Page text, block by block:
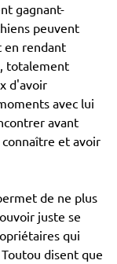
gagnant-
peuvent
en rendant
totalement
d'avoir
avec lui
avant
et avoir
de ne plus
juste se
qui
disent que